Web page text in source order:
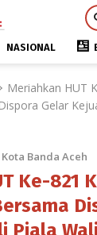
NASIONAL
Meriahkan HUT
Gelar
Banda Aceh
Ke-821
Piala